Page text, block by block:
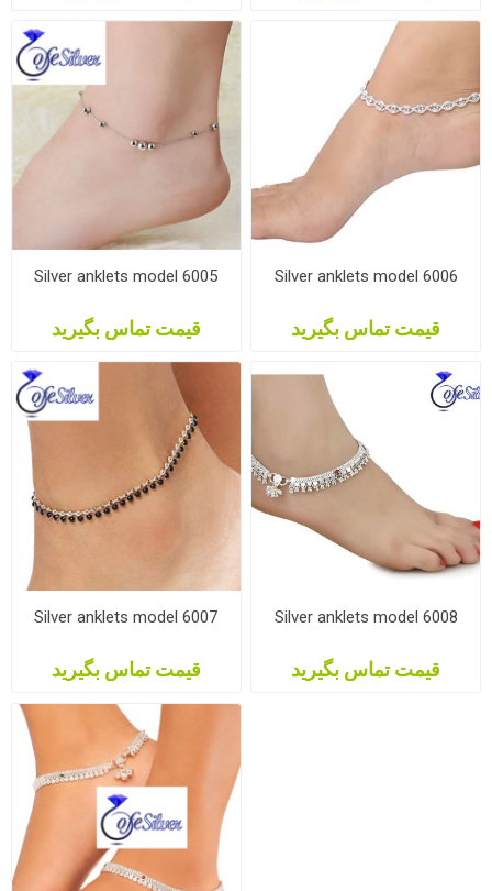
Silver anklets model 6005
قیمت تماس بگیرید
Silver anklets model 6006
قیمت تماس بگیرید
Silver anklets model 6007
قیمت تماس بگیرید
Silver anklets model 6008
قیمت تماس بگیرید